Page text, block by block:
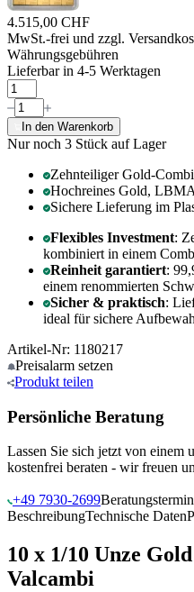
4.515,00 CHF
MwSt.-frei und zzgl.
Währungsgebühren
Lieferbar in 4-5 Werktagen
In den Warenkorb
Nur noch 3 Stück auf Lager
Zehnteiliger Gold-
Hochreines Gold,
Sichere Lieferung im
Flexibles Investment:
kombiniert in einem
Reinheit garantiert:
einem renommierten
Sicher & praktisch:
ideal für sichere
Artikel-Nr: 1180217
Preisalarm setzen
Produkt teilen
Persönliche Beratung
Lassen Sie sich jetzt von einem
kostenfrei beraten - wir freuen
+49 7930-2699
BeschreibungTechnische Daten
10 x 1/10 Unze
Valcambi